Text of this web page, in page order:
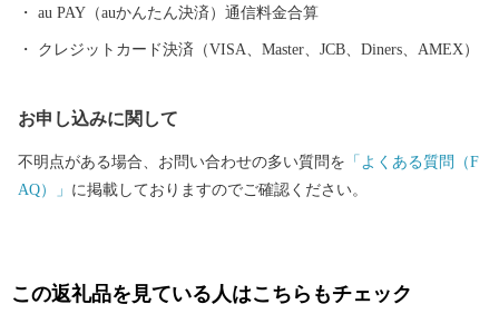
au PAY（auかんたん決済）通信料金合算
クレジットカード決済（VISA、Master、JCB、Diners、AMEX）
お申し込みに関して
不明点がある場合、お問い合わせの多い質問を 「よくある質問（F
AQ）」 に掲載しておりますのでご確認ください。
この返礼品を見ている人はこちらもチェック